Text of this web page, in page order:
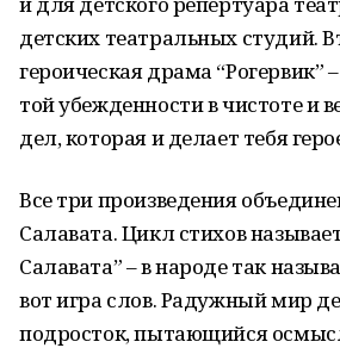
детских театральных студий.
героическая драма “Рогервик”
той убежденности в чистоте и
дел, которая и делает тебя
Все три произведения
Салавата. Цикл стихов
Салавата” – в народе так
вот игра слов. Радужный мир
подросток, пытающийся